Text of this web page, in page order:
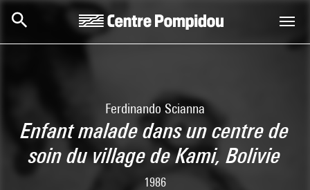
Skip to main content
Centre Pompidou
Ferdinando Scianna
Enfant malade dans un centre de
soin du village de Kami, Bolivie
1986